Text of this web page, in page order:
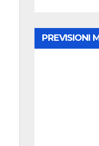
PREVISIONI